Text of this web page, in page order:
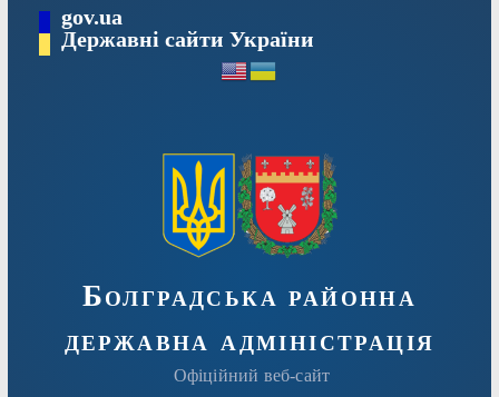
Перейтиgov.ua
Державні сайти України
Болградська районна
державна адміністрація
Офіційний веб-сайт